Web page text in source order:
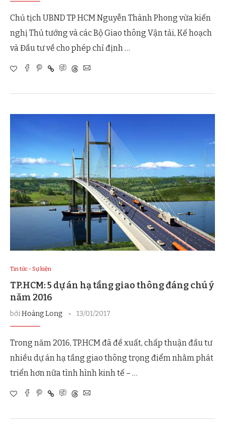
Chủ tịch UBND TP HCM Nguyễn Thành Phong vừa kiến
nghị Thủ tướng và các Bộ Giao thông Vận tải, Kế hoạch
và Đầu tư về cho phép chỉ định …
Tin tức - Sự kiện
TP.HCM: 5 dự án hạ tầng giao thông đáng chú ý
năm 2016
bởiHoàng Long 13/01/2017
Trong năm 2016, TP.HCM đã đề xuất, chấp thuận đầu tư
nhiều dự án hạ tầng giao thông trọng điểm nhằm phát
triển hơn nữa tình hình kinh tế – …